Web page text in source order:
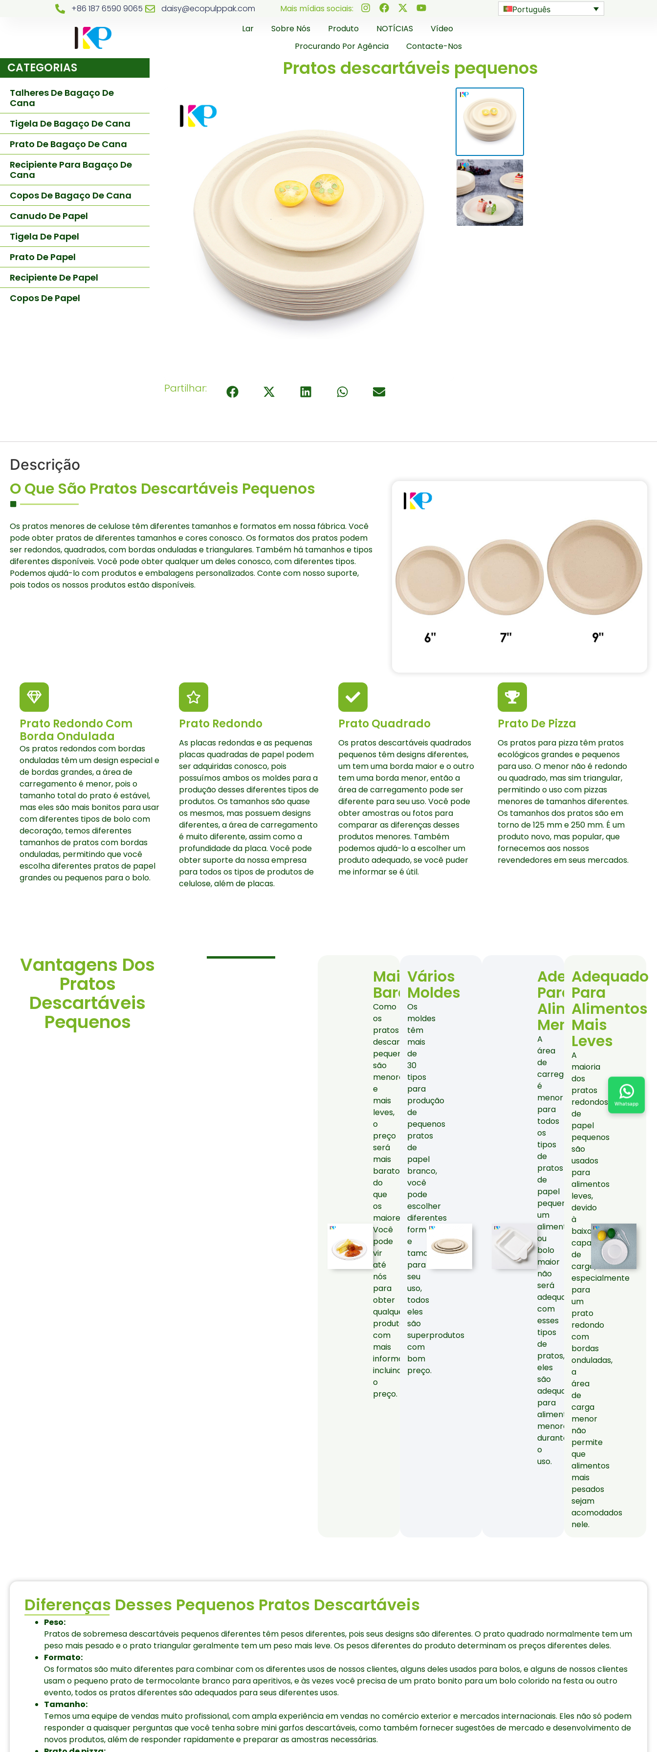
+86 187 6590 9065 daisy@ecopulppak.com Mais mídias sociais: Português
Lar Sobre Nós Produto NOTÍCIAS
Vídeo
Procurando Por Agência
Contacte-Nos
CATEGORIAS
Talheres De Bagaço De
Cana
Tigela De Bagaço De Cana
Prato De Bagaço De Cana
Recipiente Para Bagaço De
Cana
Copos De Bagaço De Cana
Canudo De Papel
Tigela De Papel
Prato De Papel
Recipiente De Papel
Copos De Papel
Pratos descartáveis pequenos
Partilhar:
Descrição
O Que São Pratos Descartáveis Pequenos
Os pratos menores de celulose têm diferentes tamanhos e formatos em nossa fábrica. Você
pode obter pratos de diferentes tamanhos e cores conosco. Os formatos dos pratos podem
ser redondos, quadrados, com bordas onduladas e triangulares. Também há tamanhos e tipos
diferentes disponíveis. Você pode obter qualquer um deles conosco, com diferentes tipos.
Podemos ajudá-lo com produtos e embalagens personalizados. Conte com nosso suporte,
pois todos os nossos produtos estão disponíveis.
Prato Redondo Com
Borda Ondulada
Os pratos redondos com bordas
onduladas têm um design especial e
de bordas grandes, a área de
carregamento é menor, pois o
tamanho total do prato é estável,
mas eles são mais bonitos para usar
com diferentes tipos de bolo com
decoração, temos diferentes
tamanhos de pratos com bordas
onduladas, permitindo que você
escolha diferentes pratos de papel
grandes ou pequenos para o bolo.
Prato Redondo
As placas redondas e as pequenas
placas quadradas de papel podem
ser adquiridas conosco, pois
possuímos ambos os moldes para a
produção desses diferentes tipos de
produtos. Os tamanhos são quase
os mesmos, mas possuem designs
diferentes, a área de carregamento
é muito diferente, assim como a
profundidade da placa. Você pode
obter suporte da nossa empresa
para todos os tipos de produtos de
celulose, além de placas.
Prato Quadrado
Os pratos descartáveis quadrados
pequenos têm designs diferentes,
um tem uma borda maior e o outro
tem uma borda menor, então a
área de carregamento pode ser
diferente para seu uso. Você pode
obter amostras ou fotos para
comparar as diferenças desses
produtos menores. Também
podemos ajudá-lo a escolher um
produto adequado, se você puder
me informar se é útil.
Prato De Pizza
Os pratos para pizza têm pratos
ecológicos grandes e pequenos
para uso. O menor não é redondo
ou quadrado, mas sim triangular,
permitindo o uso com pizzas
menores de tamanhos diferentes.
Os tamanhos dos pratos são em
torno de 125 mm e 250 mm. É um
produto novo, mas popular, que
fornecemos aos nossos
revendedores em seus mercados.
Vantagens Dos
Pratos
Descartáveis
Pequenos
Mais
Barato
Como
os
pratos
descartáveis
pequenos
são
menores
e
mais
leves,
o
preço
será
mais
barato
do
que
os
maiores.
Você
pode
vir
até
nós
para
obter
qualquer
produto
com
mais
informações,
incluindo
o
preço.
Vários
Moldes
Os
moldes
têm
mais
de
30
tipos
para
produção
de
pequenos
pratos
de
papel
branco,
você
pode
escolher
diferentes
formatos
e
tamanhos
para
seu
uso,
todos
eles
são
superprodutos
com
bom
preço.
Adequado
Para
Alimentos
Menores
A
área
de
carregamento
é
menor
para
todos
os
tipos
de
pratos
de
papel
pequenos,
um
alimento
ou
bolo
maior
não
será
adequado
com
esses
tipos
de
pratos,
eles
são
adequados
para
alimentos
menores
durante
o
uso.
Adequado
Para
Alimentos
Mais
Leves
A
maioria
dos
pratos
redondos
de
papel
pequenos
são
usados
para
alimentos
leves,
devido
à
baixa
capacidade
de
carga,
especialmente
para
um
prato
redondo
com
bordas
onduladas,
a
área
de
carga
menor
não
permite
que
alimentos
mais
pesados
sejam
acomodados
nele.
Diferenças Desses Pequenos Pratos Descartáveis
Peso:
Pratos de sobremesa descartáveis pequenos diferentes têm pesos diferentes, pois seus designs são diferentes. O prato quadrado normalmente tem um
peso mais pesado e o prato triangular geralmente tem um peso mais leve. Os pesos diferentes do produto determinam os preços diferentes deles.
Formato:
Os formatos são muito diferentes para combinar com os diferentes usos de nossos clientes, alguns deles usados para bolos, e alguns de nossos clientes
usam o pequeno prato de termocolante branco para aperitivos, e às vezes você precisa de um prato bonito para um bolo colorido na festa ou outro
evento, todos os pratos diferentes são adequados para seus diferentes usos.
Tamanho:
Temos uma equipe de vendas muito profissional, com ampla experiência em vendas no comércio exterior e mercados internacionais. Eles não só podem
responder a quaisquer perguntas que você tenha sobre mini garfos descartáveis, como também fornecer sugestões de mercado e desenvolvimento de
novos produtos, além de responder rapidamente e preparar as amostras necessárias.
Whatsapp